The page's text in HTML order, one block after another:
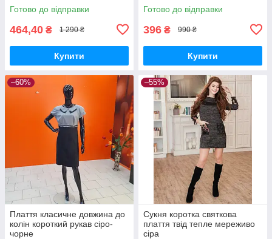
Готово до відправки
464,40 ₴ 1 290 ₴
Купити
Готово до відправки
396 ₴ 990 ₴
Купити
–60%
Плаття класичне довжина до
колін короткий рукав сіро-
чорне
–55%
Сукня коротка святкова
плаття твід тепле мереживо
сіра